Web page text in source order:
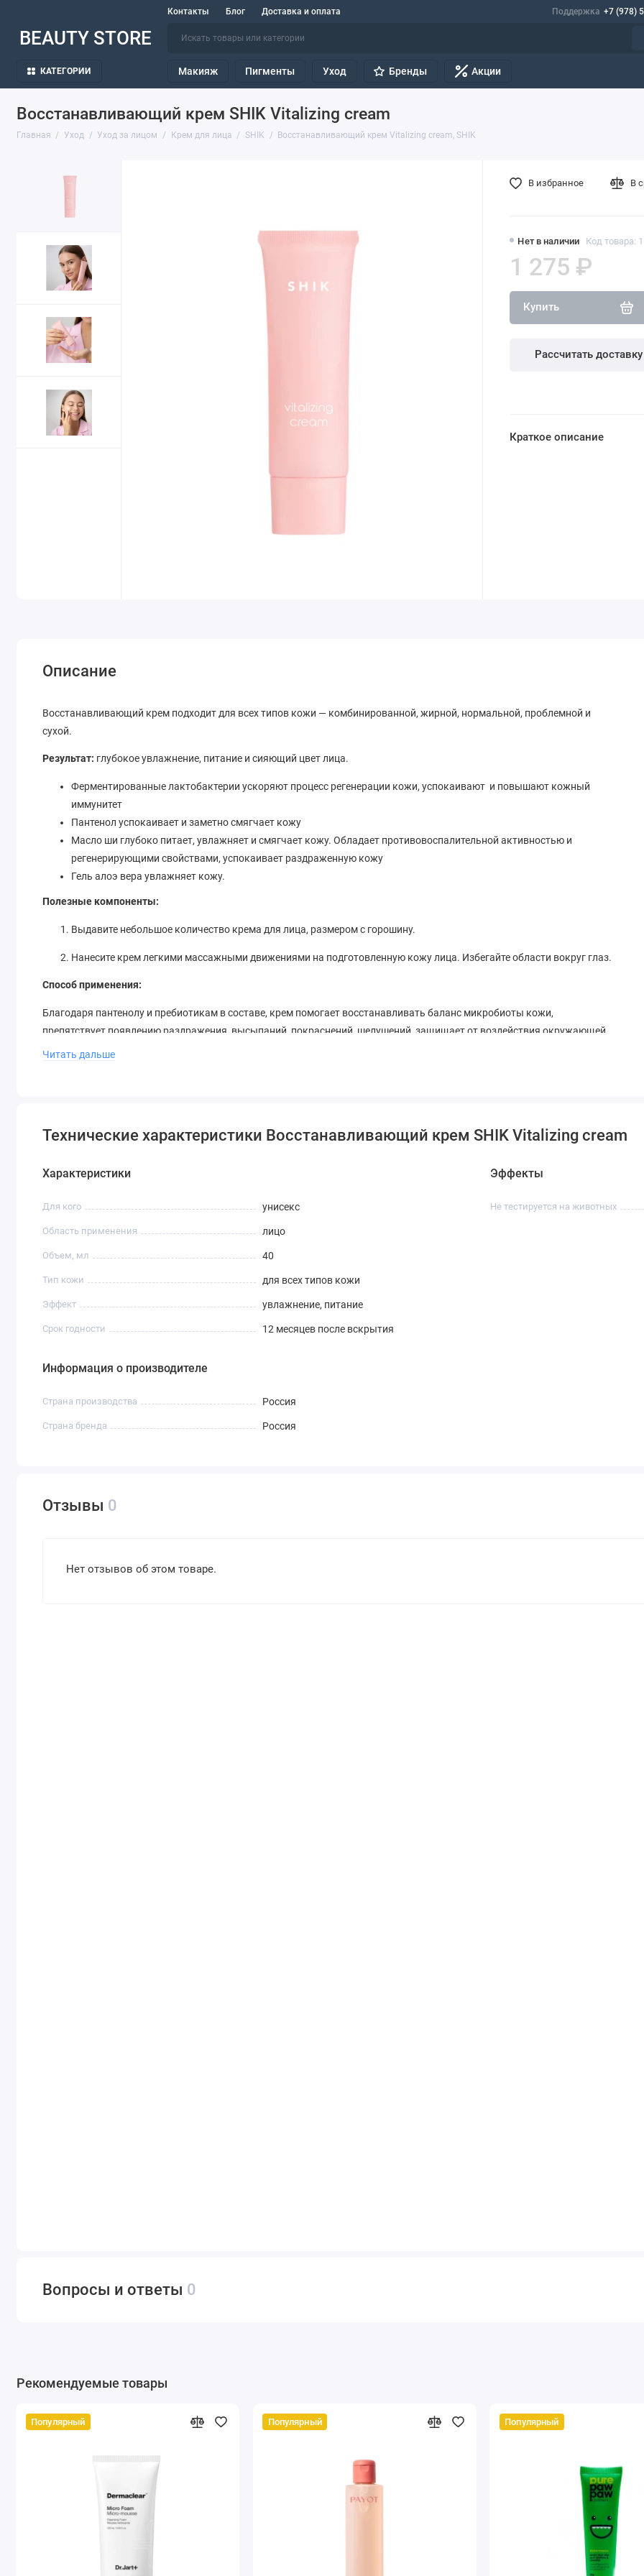
Контакты Блог Доставка и оплата Поддержка +7 (978)
BEAUTY STORE
КАТЕГОРИИ Макияж Пигменты Уход Бренды Акции
Восстанавливающий крем SHIK Vitalizing cream
Главная Уход Уход за лицом Крем для лица SHIK Восстанавливающий крем Vitalizing cream, SHIK
Нет в наличии Код товара:
1 275 ₽
Купить
Рассчитать доставку
В избранное В
Краткое описание
Описание
Восстанавливающий крем подходит для всех типов кожи — комбинированной, жирной, нормальной, проблемной и
сухой.
Результат: глубокое увлажнение, питание и сияющий цвет лица.
Ферментированные лактобактерии ускоряют процесс регенерации кожи, успокаивают и повышают кожный
иммунитет
Пантенол успокаивает и заметно смягчает кожу
Масло ши глубоко питает, увлажняет и смягчает кожу. Обладает противовоспалительной активностью и
регенерирующими свойствами, успокаивает раздраженную кожу
Гель алоэ вера увлажняет кожу.
Полезные компоненты:
Выдавите небольшое количество крема для лица, размером с горошину.
Нанесите крем легкими массажными движениями на подготовленную кожу лица. Избегайте области вокруг глаз.
Способ применения:
Благодаря пантенолу и пребиотикам в составе, крем помогает восстанавливать баланс микробиоты кожи,
препятствует появлению раздражения, высыпаний, покраснений, шелушений, защищает от воздействия окружающей
среды.
Читать дальше
Технические характеристики Восстанавливающий крем SHIK Vitalizing cream
Характеристики
Для кого унисекс
Область применения лицо
Объем, мл 40
Тип кожи для всех типов кожи
Эффект увлажнение, питание
Срок годности 12 месяцев после вскрытия
Эффекты
Не тестируется на животных
Информация о производителе
Страна производства Россия
Страна бренда Россия
Отзывы 0
Нет отзывов об этом товаре.
Вопросы и ответы 0
Рекомендуемые товары
Популярный Популярный Популярный